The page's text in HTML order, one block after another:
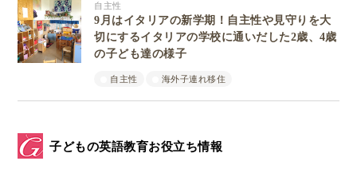
自主性
9月はイタリアの新学期！自主性や見守りを大
切にするイタリアの学校に通いだした2歳、4歳
の子ども達の様子
自主性 海外子連れ移住
子どもの英語教育お役立ち情報